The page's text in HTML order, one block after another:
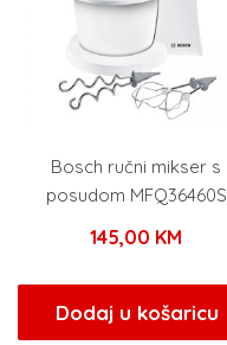
Bosch ručni mikser s
posudom MFQ36460S
145,00 KM
Dodaj u košaricu